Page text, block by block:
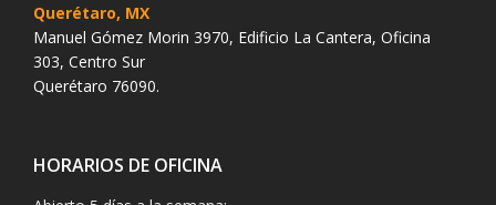
Querétaro, MX
Manuel Gómez Morin 3970, Edificio La Cantera, Oficina
303, Centro Sur
Querétaro 76090.
HORARIOS DE OFICINA